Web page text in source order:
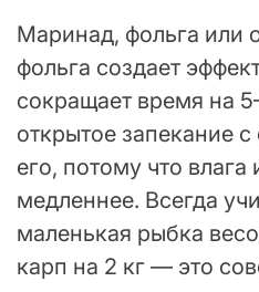
Маринад, фольга или
фольга создает
сокращает время на
открытое запекание
его, потому что влага
медленнее. Всегда
маленькая рыбка
карп на 2 кг — это